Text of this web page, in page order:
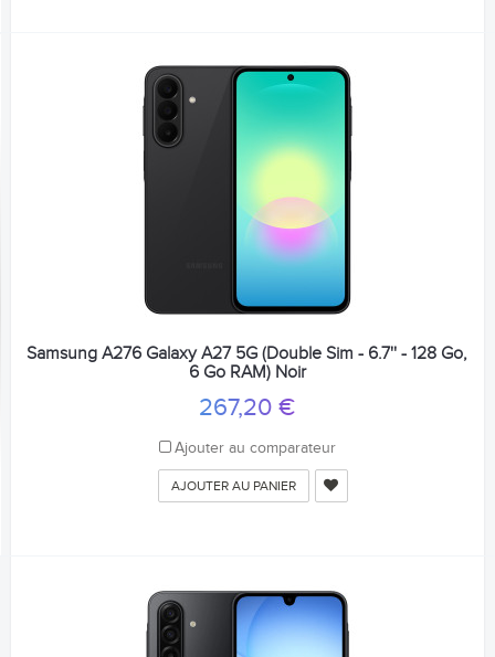
Samsung A276 Galaxy A27 5G (Double Sim - 6.7'' - 128 Go,
6 Go RAM) Noir
267,20 €
Ajouter au comparateur
AJOUTER AU PANIER